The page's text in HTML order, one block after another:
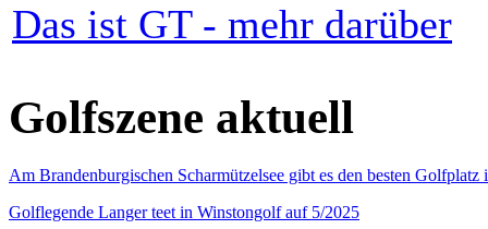
Das ist GT - mehr darüber
Golfszene aktuell
Am Brandenburgischen Scharmützelsee gibt es den besten
Golflegende Langer teet in Winstongolf auf 5/2025